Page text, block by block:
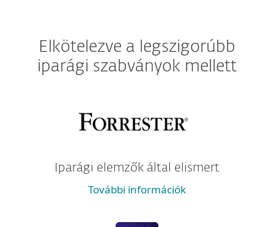
Elkötelezve a legszigorúbb
iparági szabványok mellett
Iparági elemzők által elismert
További információk